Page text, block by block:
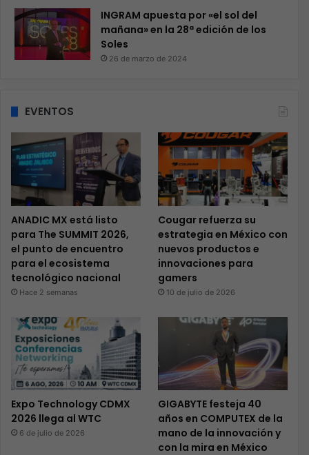
INGRAM apuesta por «el sol del
mañana» en la 28ª edición de los
Soles
26 de marzo de 2024
EVENTOS
ANADIC MX está listo
para The SUMMIT 2026,
el punto de encuentro
para el ecosistema
tecnológico nacional
Hace 2 semanas
Cougar refuerza su
estrategia en México con
nuevos productos e
innovaciones para
gamers
10 de julio de 2026
Expo Technology CDMX
2026 llega al WTC
6 de julio de 2026
GIGABYTE festeja 40
años en COMPUTEX de la
mano de la innovación y
con la mira en México